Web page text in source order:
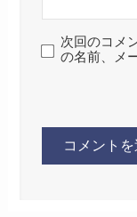
次回のコメ
の名前、メ